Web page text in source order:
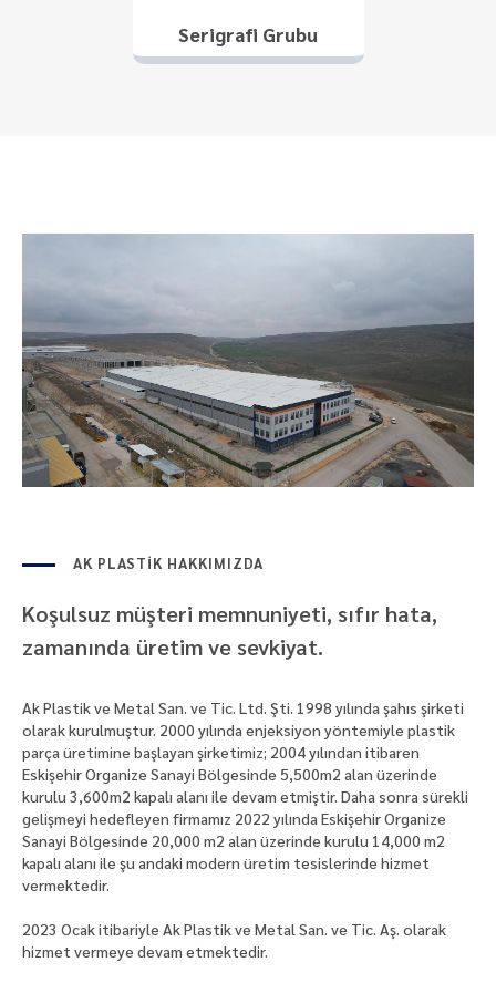
Serigrafi Grubu
AK PLASTİK HAKKIMIZDA
Koşulsuz müşteri memnuniyeti, sıfır hata,
zamanında üretim ve sevkiyat.
Ak Plastik ve Metal San. ve Tic. Ltd. Şti. 1998 yılında şahıs şirketi
olarak kurulmuştur. 2000 yılında enjeksiyon yöntemiyle plastik
parça üretimine başlayan şirketimiz; 2004 yılından itibaren
Eskişehir Organize Sanayi Bölgesinde 5,500m2 alan üzerinde
kurulu 3,600m2 kapalı alanı ile devam etmiştir. Daha sonra sürekli
gelişmeyi hedefleyen firmamız 2022 yılında Eskişehir Organize
Sanayi Bölgesinde 20,000 m2 alan üzerinde kurulu 14,000 m2
kapalı alanı ile şu andaki modern üretim tesislerinde hizmet
vermektedir.
2023 Ocak itibariyle Ak Plastik ve Metal San. ve Tic. Aş. olarak
hizmet vermeye devam etmektedir.